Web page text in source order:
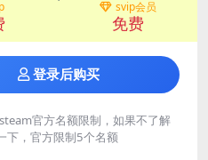
svip会员
免费
登录后购买
steam官方名额限制，如果不了解
下，官方限制5个名额